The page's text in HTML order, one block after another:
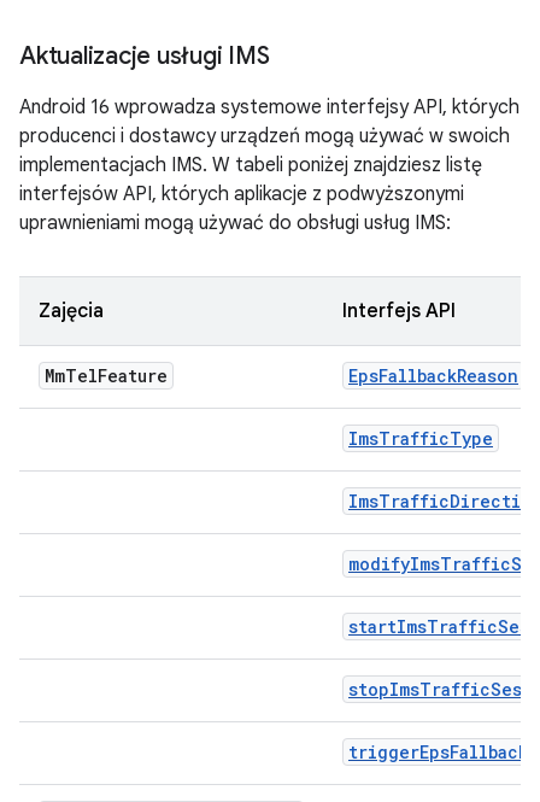
Aktualizacje usługi IMS
Android 16 wprowadza systemowe interfejsy API, których
producenci i dostawcy urządzeń mogą używać w swoich
implementacjach IMS. W tabeli poniżej znajdziesz listę
interfejsów API, których aplikacje z podwyższonymi
uprawnieniami mogą używać do obsługi usług IMS:
Zajęcia Interfejs API
MmTelFeature EpsFallbackReason
ImsTrafficType
triggerEpsFallback